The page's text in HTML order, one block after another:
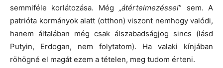
semmiféle korlátozása. Még „átértelmezéssel” sem. A
patrióta kormányok alatt (otthon) viszont nemhogy valódi,
hanem általában még csak álszabadságjog sincs (lásd
Putyin, Erdogan, nem folytatom). Ha valaki kínjában
röhögné el magát ezem a tételen, meg tudom érteni.